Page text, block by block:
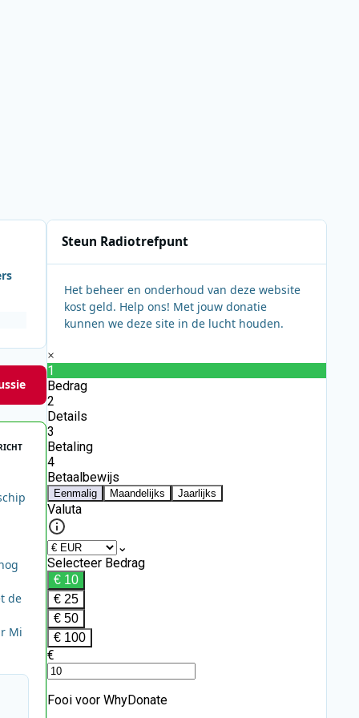
de
Mi
Steun Radiotrefpunt
Het beheer en onderhoud van deze website
kost geld. Help ons! Met jouw donatie
kunnen we deze site in de lucht houden.